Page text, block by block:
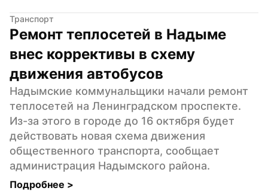
Транспорт
Ремонт теплосетей в Надыме
внес коррективы в схему
движения автобусов
Надымские коммунальщики начали ремонт
теплосетей на Ленинградском проспекте.
Из-за этого в городе до 16 октября будет
действовать новая схема движения
общественного транспорта, сообщает
администрация Надымского района.
Подробнее >